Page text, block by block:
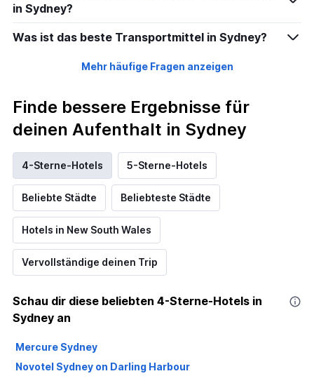
in Sydney?
Was ist das beste Transportmittel in Sydney?
Mehr häufige Fragen anzeigen
Finde bessere Ergebnisse für
deinen Aufenthalt in Sydney
4-Sterne-Hotels 5-Sterne-Hotels
Beliebte Städte Beliebteste Städte
Hotels in New South Wales
Vervollständige deinen Trip
Schau dir diese beliebten 4-Sterne-Hotels in
Sydney an
Mercure Sydney
Novotel Sydney on Darling Harbour